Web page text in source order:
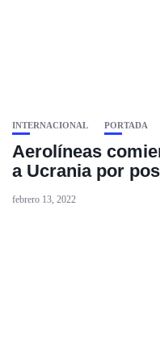
INTERNACIONAL PORTADA
Aerolíneas
a Ucrania por
febrero 13, 2022